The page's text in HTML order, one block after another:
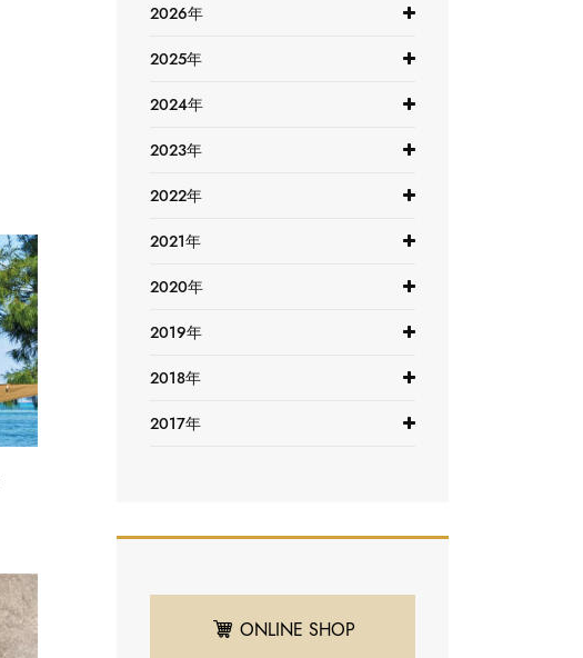
2026年
2025年
2024年
2023年
2022年
2021年
2020年
2019年
2018年
2017年
ONLINE SHOP